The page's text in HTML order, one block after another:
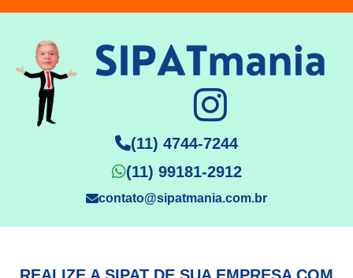
(11) 4744-7244
(11) 99181-2912
contato@sipatmania.com.br